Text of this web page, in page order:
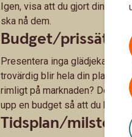
Igen, visa att du gjort din
ska nå dem.
Budget/
Presentera inga
trovärdig blir hela din plan.
rimligt på marknaden? Det är
upp en budget så att du klarar
Tidsplan/